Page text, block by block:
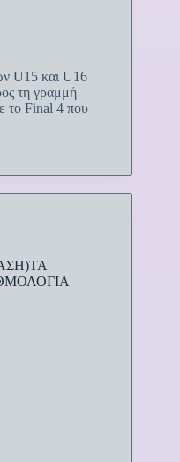
U15 και U16
τη γραμμή
το Final 4 που